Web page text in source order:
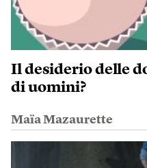
Il desiderio delle
di uomini?
Maïa Mazaurette